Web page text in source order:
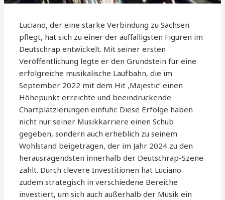
Luciano, der eine starke Verbindung zu Sachsen
pflegt, hat sich zu einer der auffälligsten Figuren im
Deutschrap entwickelt. Mit seiner ersten
Veröffentlichung legte er den Grundstein für eine
erfolgreiche musikalische Laufbahn, die im
September 2022 mit dem Hit ‚Majestic‘ einen
Höhepunkt erreichte und beeindruckende
Chartplatzierungen einfuhr. Diese Erfolge haben
nicht nur seiner Musikkarriere einen Schub
gegeben, sondern auch erheblich zu seinem
Wohlstand beigetragen, der im Jahr 2024 zu den
herausragendsten innerhalb der Deutschrap-Szene
zählt. Durch clevere Investitionen hat Luciano
zudem strategisch in verschiedene Bereiche
investiert, um sich auch außerhalb der Musik ein